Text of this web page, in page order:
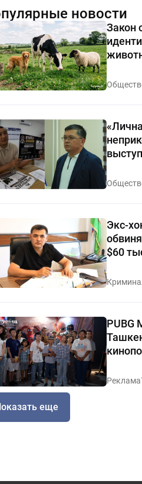
новости
Закон
Экс-
$60
PUBG
пауке
Реклама
еще